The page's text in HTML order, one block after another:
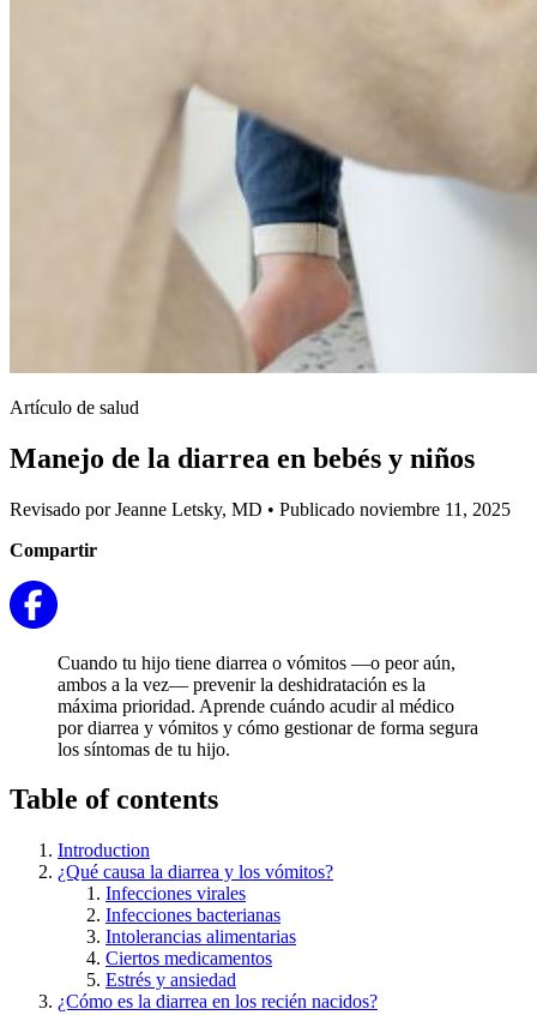
Artículo de salud
Manejo de la diarrea en bebés y niños
Revisado por Jeanne Letsky, MD • Publicado noviembre 11, 2025
Compartir
Cuando tu hijo tiene diarrea o vómitos —o peor aún,
ambos a la vez— prevenir la deshidratación es la
máxima prioridad. Aprende cuándo acudir al médico
por diarrea y vómitos y cómo gestionar de forma segura
los síntomas de tu hijo.
Table of contents
Introduction
¿Qué causa la diarrea y los vómitos?
Infecciones virales
Infecciones bacterianas
Intolerancias alimentarias
Ciertos medicamentos
Estrés y ansiedad
¿Cómo es la diarrea en los recién nacidos?